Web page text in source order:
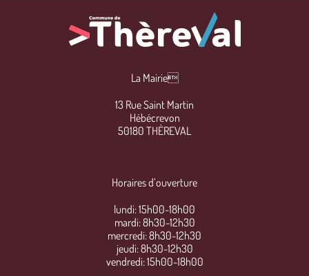
La Mairie
13 Rue Saint Martin
Hébécrevon
50180 THÈREVAL
Horaires d’ouverture
lundi: 15h00-18h00
mardi: 8h30-12h30
mercredi: 8h30-12h30
jeudi: 8h30-12h30
vendredi: 15h00-18h00